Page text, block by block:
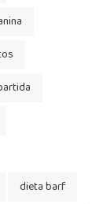
dieta barf